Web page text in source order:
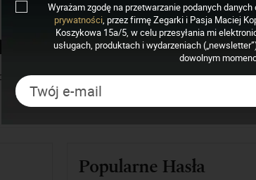
przekładni wskazań. Jest ono ułożyskowane
jest osadzona wskazówka godzinowa.
Popularne Hasła
Wyrażam zgodę na przetwarzanie podanych
prywatności, przez firmę Zegarki i Pasja Maciej
Koszykowa 15a/5, w celu przesyłania mi
usługach, produktach i wydarzeniach
dowolnym